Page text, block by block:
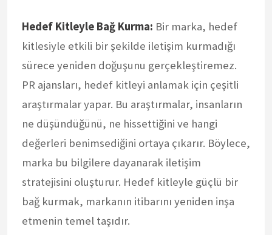
Hedef Kitleyle Bağ Kurma: Bir marka, hedef
kitlesiyle etkili bir şekilde iletişim kurmadığı
sürece yeniden doğuşunu gerçekleştiremez.
PR ajansları, hedef kitleyi anlamak için çeşitli
araştırmalar yapar. Bu araştırmalar, insanların
ne düşündüğünü, ne hissettiğini ve hangi
değerleri benimsediğini ortaya çıkarır. Böylece,
marka bu bilgilere dayanarak iletişim
stratejisini oluşturur. Hedef kitleyle güçlü bir
bağ kurmak, markanın itibarını yeniden inşa
etmenin temel taşıdır.